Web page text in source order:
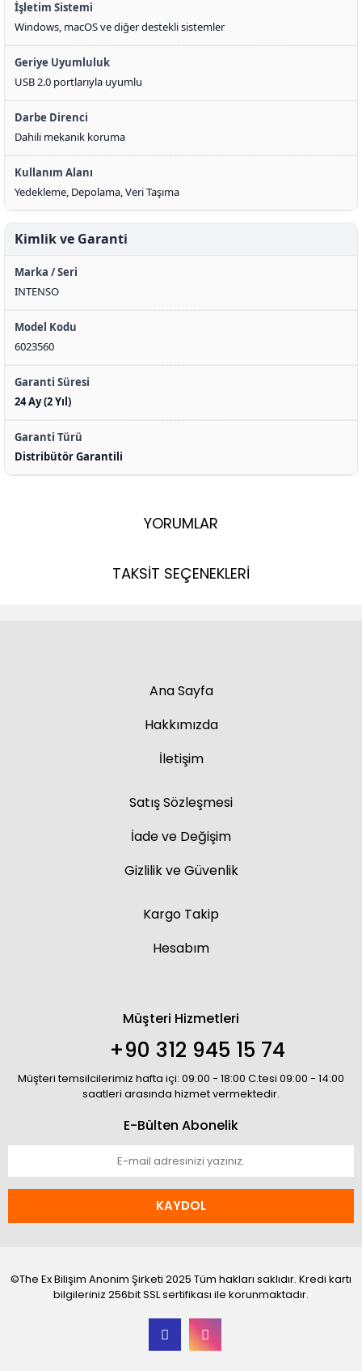
İşletim Sistemi
Windows, macOS ve diğer destekli sistemler
Geriye Uyumluluk
USB 2.0 portlarıyla uyumlu
Darbe Direnci
Dahili mekanik koruma
Kullanım Alanı
Yedekleme, Depolama, Veri Taşıma
Kimlik ve Garanti
Marka / Seri
INTENSO
Model Kodu
6023560
Garanti Süresi
24 Ay (2 Yıl)
Garanti Türü
Distribütör Garantili
YORUMLAR
TAKSİT SEÇENEKLERİ
Ana Sayfa
Hakkımızda
İletişim
Satış Sözleşmesi
İade ve Değişim
Gizlilik ve Güvenlik
Kargo Takip
Hesabım
Müşteri Hizmetleri
+90 312 945 15 74
Müşteri temsilcilerimiz hafta içi: 09:00 - 18:00 C.tesi 09:00 - 14:00
saatleri arasında hizmet vermektedir.
E-Bülten Abonelik
KAYDOL
©The Ex Bilişim Anonim Şirketi 2025 Tüm hakları saklıdır. Kredi kartı
bilgileriniz 256bit SSL sertifikası ile korunmaktadır.